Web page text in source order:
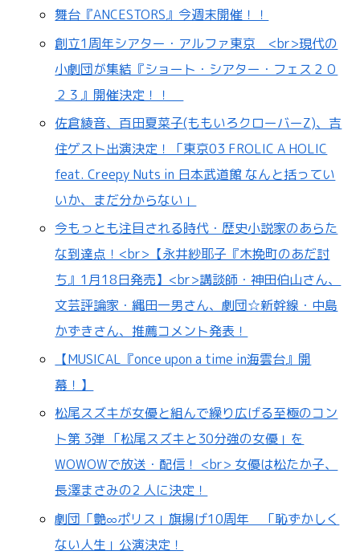
舞台『ANCESTORS』今週末開催！！
創立1周年シアター・アルファ東京 <br>現代の
小劇団が集結『ショート・シアター・フェス２０
２３』開催決定！！
佐倉綾音、百田夏菜子(ももいろクローバーZ)、吉
住ゲスト出演決定！「東京03 FROLIC A HOLIC
feat. Creepy Nuts in 日本武道館 なんと括ってい
いか、まだ分からない」
今もっとも注目される時代・歴史小説家のあらた
な到達点！<br>【永井紗耶子『木挽町のあだ討
ち』1月18日発売】<br>講談師・神田伯山さん、
文芸評論家・縄田一男さん、劇団☆新幹線・中島
かずきさん、推薦コメント発表！
【MUSICAL『once upon a time in海雲台』開
幕！】
松尾スズキが女優と組んで繰り広げる至極のコン
ト第 3弾 「松尾スズキと30分強の女優」を
WOWOWで放送・配信！ <br> 女優は松たか子、
長澤まさみの2 人に決定！
劇団「艶∞ポリス」旗揚げ10周年 「恥ずかしく
ない人生」公演決定！